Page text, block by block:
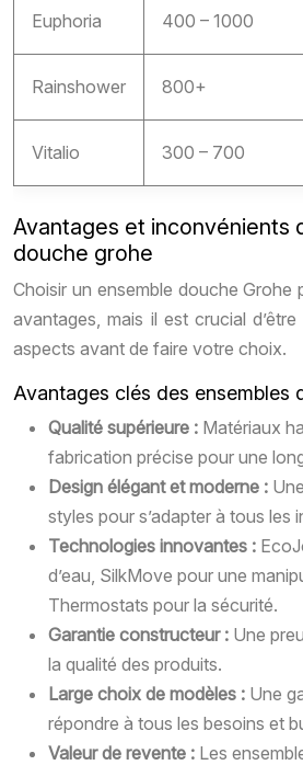
Euphoria 400 – 1000
Rainshower 800+
Vitalio 300 – 700
Avantages et inconvénients
douche grohe
Choisir un ensemble douche Grohe
avantages, mais il est crucial
aspects avant de faire votre choix.
Avantages clés des ensembles
Qualité supérieure : Matériaux
fabrication précise pour une
Design élégant et moderne :
styles pour s’adapter à tous les
Technologies innovantes :
d’eau, SilkMove pour une
Thermostats pour la sécurité.
Garantie constructeur : Une
la qualité des produits.
Large choix de modèles : Une
répondre à tous les besoins et
Valeur de revente : Les